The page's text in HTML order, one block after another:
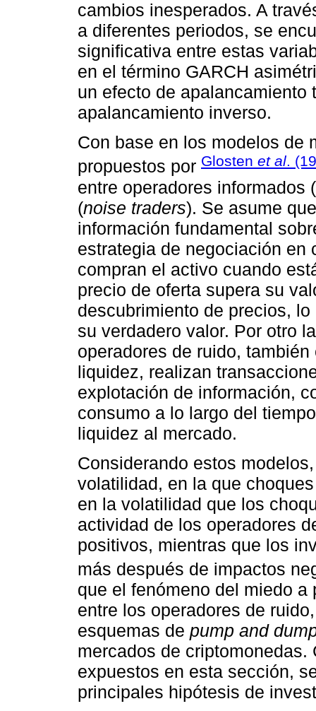
cambios inesperados. A
a diferentes periodos, se
significativa entre estas
en el término GARCH
un efecto de apalancamiento
apalancamiento inverso.
Con base en los modelos de
propuestos por Glosten et al.
entre operadores informados (
(noise traders). Se asume
información fundamental
estrategia de negociación
compran el activo cuando
precio de oferta supera su
descubrimiento de precios,
su verdadero valor. Por otro
operadores de ruido,
liquidez, realizan
explotación de información,
consumo a lo largo del
liquidez al mercado.
Considerando estos
volatilidad, en la que
en la volatilidad que los
actividad de los operadores
positivos, mientras que los
más después de impactos
que el fenómeno del miedo a
entre los operadores de
esquemas de pump and
mercados de
expuestos en esta sección,
principales hipótesis de